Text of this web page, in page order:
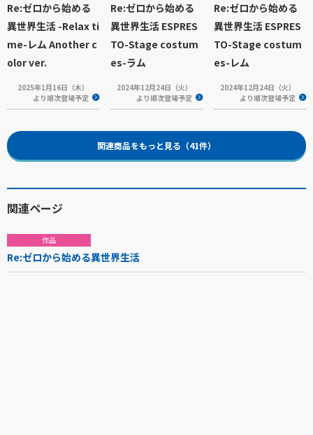
Re:ゼロから始める
異世界生活 -Relax ti
me-レム Another c
olor ver.
2025年1月16日（木）
より順次登場予定
Re:ゼロから始める
異世界生活 ESPRES
TO-Stage costum
es-ラム
2024年12月24日（火）
より順次登場予定
Re:ゼロから始める
異世界生活 ESPRES
TO-Stage costum
es-レム
2024年12月24日（火）
より順次登場予定
関連商品をもっと見る（41件）
関連ページ
作品
Re:ゼロから始める異世界生活